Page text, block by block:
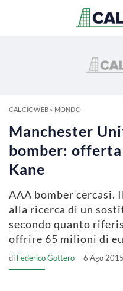
CALCIOWEB» MONDO
Manchester
bomber:
Kane
AAA bomber cercasi.
alla ricerca di un
secondo quanto
offrire 65 milioni di
di Federico Gottero 6 Ago